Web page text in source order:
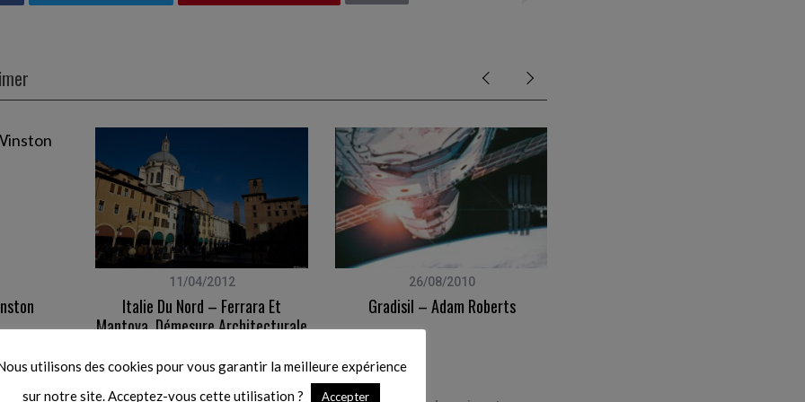
11/04/2012
Italie Du Nord – Ferrara Et
Mantova, Démesure Architecturale
26/08/2010
Gradisil – Adam Roberts
utilisons des cookies pour vous garantir la meilleure expérience
sur notre site. Acceptez-vous cette utilisation ?
Accepter